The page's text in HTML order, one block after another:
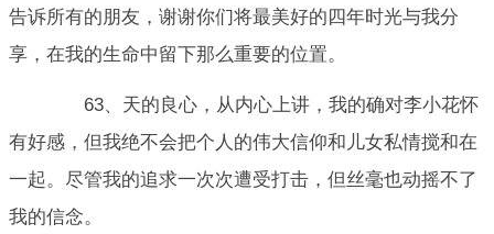
告诉所有的朋友，谢谢你们将最美好的四年时光与我分
享，在我的生命中留下那么重要的位置。
63、天的良心，从内心上讲，我的确对李小花怀
有好感，但我绝不会把个人的伟大信仰和儿女私情搅和在
一起。尽管我的追求一次次遭受打击，但丝毫也动摇不了
我的信念。